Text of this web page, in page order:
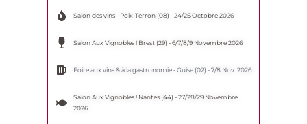
Salon des vins - Poix-Terron (08) - 24/25 Octobre 2026
Salon Aux Vignobles ! Brest (29) - 6/7/8/9 Novembre 2026
Foire aux vins & à la gastronomie - Guise (02) - 7/8 Nov. 2026
Salon Aux Vignobles ! Nantes (44) - 27/28/29 Novembre
2026